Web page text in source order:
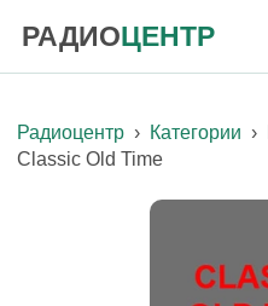
РАДИОЦЕНТР
Радиоцентр › Категории ›
Classic Old Time